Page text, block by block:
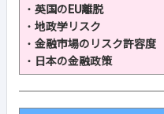
・ 英国のEU離脱
・ 地政学リスク
・ 金融市場のリスク許容度
・ 日本の金融政策